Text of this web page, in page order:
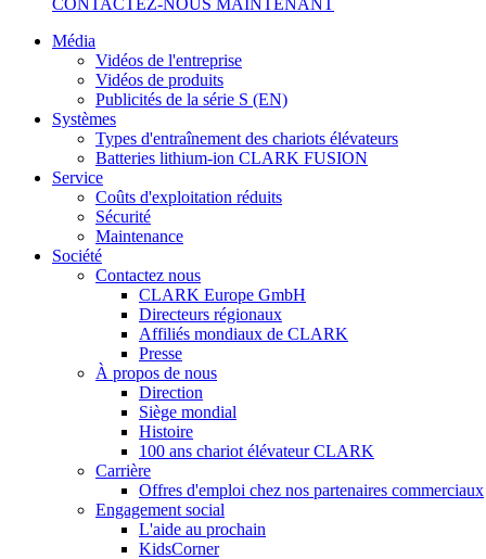
Média
Vidéos de l'entreprise
Vidéos de produits
Publicités de la série S (EN)
Systèmes
Types d'entraînement des chariots élévateurs
Batteries lithium-ion CLARK FUSION
Service
Coûts d'exploitation réduits
Sécurité
Maintenance
Société
Contactez nous
CLARK Europe GmbH
Directeurs régionaux
Affiliés mondiaux de CLARK
Presse
À propos de nous
Direction
Siège mondial
Histoire
100 ans chariot élévateur CLARK
Carrière
Offres d'emploi chez nos partenaires commerciaux
Engagement social
L'aide au prochain
KidsCorner